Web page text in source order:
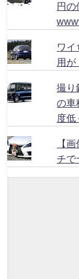
円の
ワイ
用が
撮り
の車
度低
【
チで